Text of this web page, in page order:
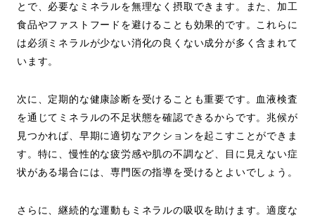
とで、必要なミネラルを無理なく摂取できます。また、加工
食品やファストフードを避けることも効果的です。これらに
は必須ミネラルが少ない消化の良くない成分が多く含まれて
います。
次に、定期的な健康診断を受けることも重要です。血液検査
を通じてミネラルの不足状態を確認できるからです。兆候が
見つかれば、早期に適切なアクションを起こすことができま
す。特に、慢性的な疲労感や肌の不調など、目に見えない症
状がある場合には、専門医の指導を受けるとよいでしょう。
さらに、継続的な運動もミネラルの吸収を助けます。適度な